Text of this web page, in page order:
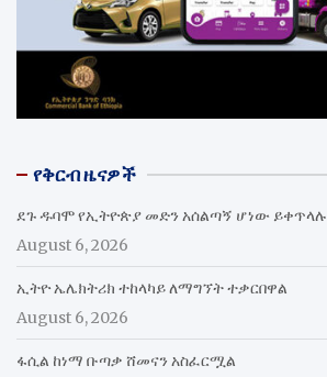
የቅርብ ዜናዎች
ደጉ ዱባሞ የኢትዮጵያ መድን አሰልጣኝ ሆነው ይቀጥላሉ
August 6, 2026
ኢትዮ ኤሌክትሪክ ተከላካይ ለማግኘት ተቃርበዋል
August 6, 2026
ፋሲል ከነማ ቡጣቃ ሸመናን አስፈርሟል